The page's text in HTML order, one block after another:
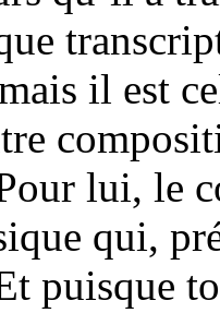
il est
lui, le
qui,
puisque